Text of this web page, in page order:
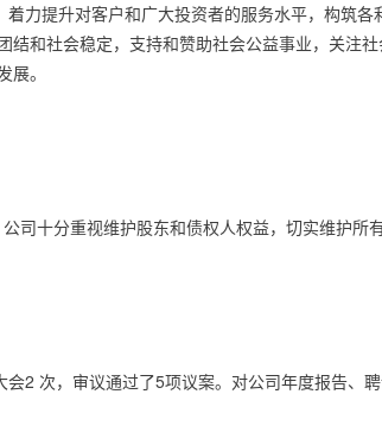
力提升对客户和广大投资者的服务水平，构筑
和社会稳定，支持和赞助社会公益事业，关注
。
十分重视维护股东和债权人权益，切实维护所
会2 次，审议通过了5项议案。对公司年度报告、